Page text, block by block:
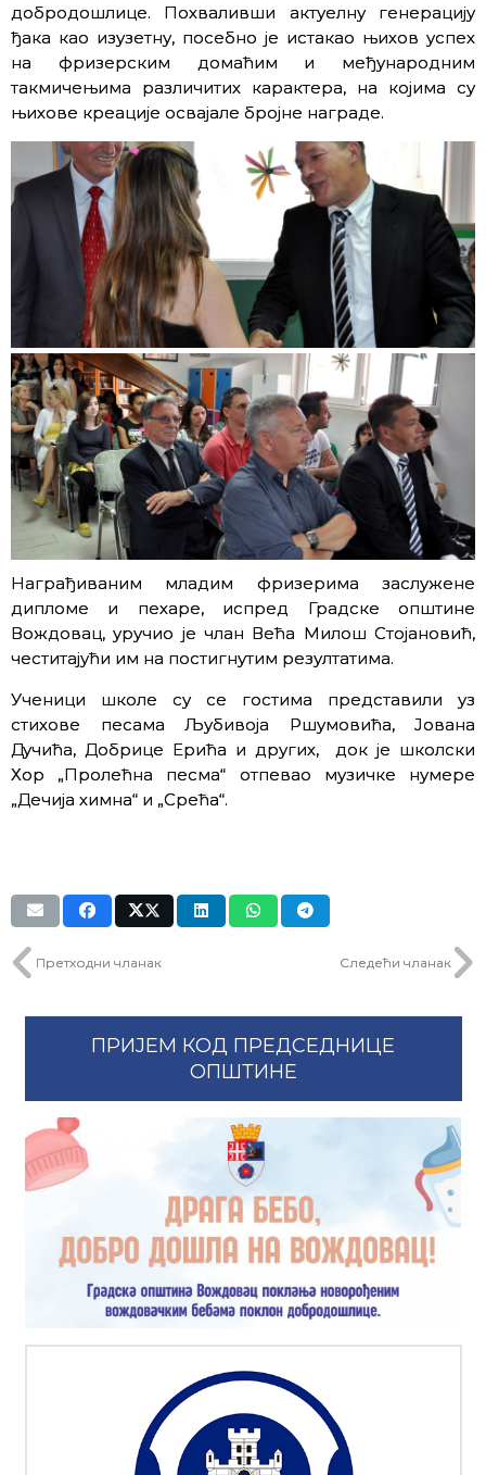
добродошлице. Похваливши актуелну генерацију
ђака као изузетну, посебно је истакао њихов успех
на фризерским домаћим и међународним
такмичењима различитих карактера, на којима су
њихове креације освајале бројне награде.
Награђиваним младим фризерима заслужене
дипломе и пехаре, испред Градске општине
Вождовац, уручио је члан Већа Милош Стојановић,
честитајући им на постигнутим резултатима.
Ученици школе су се гостима представили уз
стихове песама Љубивоја Ршумовића, Јована
Дучића, Добрице Ерића и других, док је школски
Хор „Пролећна песма“ отпевао музичке нумере
„Дечија химна“ и „Срећа“.
Претходни чланак Следећи чланак
ПРИЈЕМ КОД ПРЕДСЕДНИЦЕ
ОПШТИНЕ